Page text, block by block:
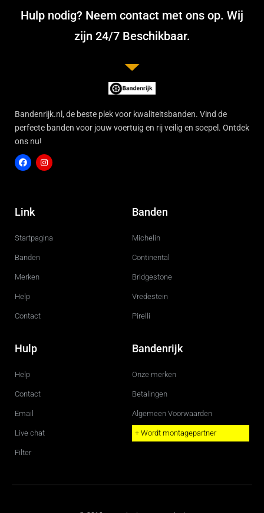
Hulp nodig? Neem contact met ons op. Wij
zijn 24/7 Beschikbaar.
Bandenrijk.nl, de beste plek voor kwaliteitsbanden. Vind de
perfecte banden voor jouw voertuig en rij veilig en soepel. Ontdek
ons nu!
c
e
o
g
r
Link
Startpagina
Banden
Merken
Help
Contact
Banden
Michelin
Continental
Bridgestone
Vredestein
Pirelli
Hulp
Help
Contact
Email
Live chat
Filter
Bandenrijk
Onze merken
Betalingen
Algemeen Voorwaarden
+ Wordt montagepartner